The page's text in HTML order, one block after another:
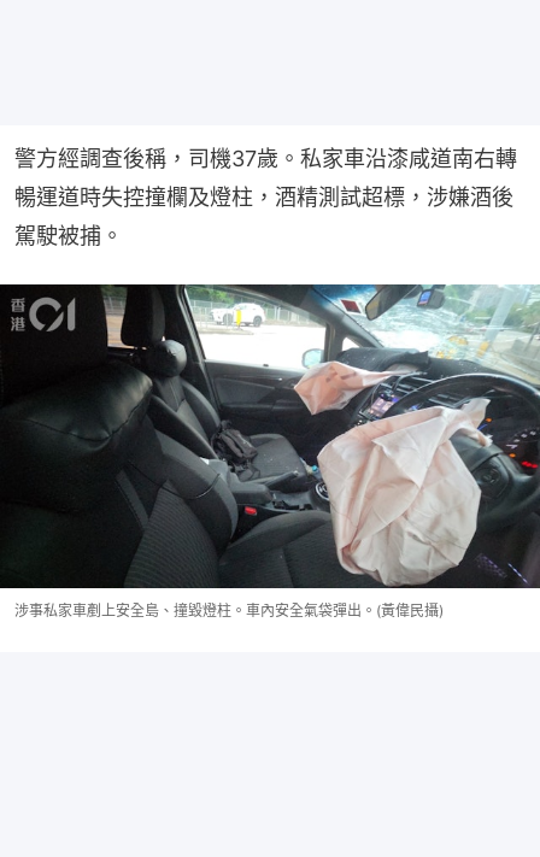
警方經調查後稱，司機37歲。私家車沿漆咸道南右轉
暢運道時失控撞欄及燈柱，酒精測試超標，涉嫌酒後
駕駛被捕。
涉事私家車剷上安全島、撞毀燈柱。車內安全氣袋彈出。(黃偉民攝)